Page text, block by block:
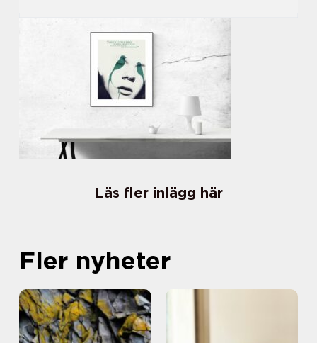
Läs fler inlägg här
Fler nyheter